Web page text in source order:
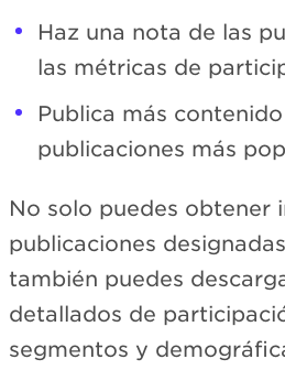
Haz una nota de las
las métricas de
Publica más
publicaciones más
No solo puedes obtener
publicaciones
también puedes
detallados de
segmentos y